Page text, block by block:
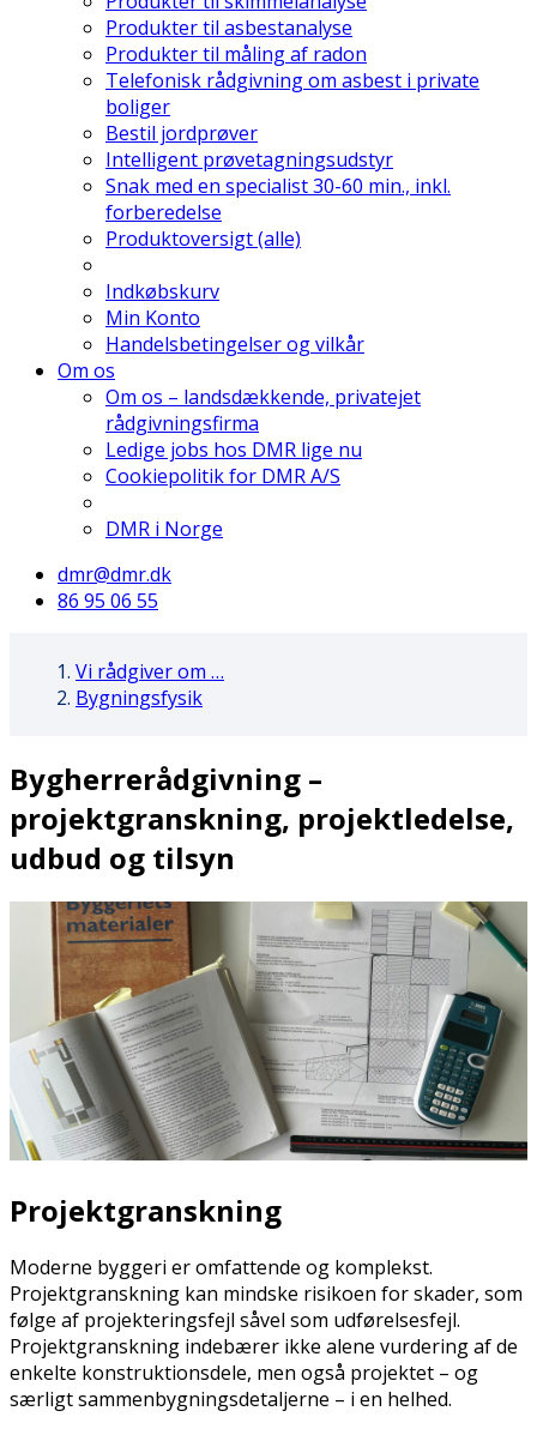
Produkter til asbestanalyse
Produkter til måling af radon
Telefonisk rådgivning om asbest i private
boliger
Bestil jordprøver
Intelligent prøvetagningsudstyr
Snak med en specialist 30-60 min., inkl.
forberedelse
Produktoversigt (alle)
Indkøbskurv
Min Konto
Handelsbetingelser og vilkår
Om os
Om os – landsdækkende, privatejet
rådgivningsfirma
Ledige jobs hos DMR lige nu
Cookiepolitik for DMR A/S
DMR i Norge
dmr@dmr.dk
86 95 06 55
Vi rådgiver om …
Bygningsfysik
Bygherrerådgivning –
projektgranskning, projektledelse,
udbud og tilsyn
Projektgranskning
Moderne byggeri er omfattende og komplekst.
Projektgranskning kan mindske risikoen for skader, som
følge af projekteringsfejl såvel som udførelsesfejl.
Projektgranskning indebærer ikke alene vurdering af de
enkelte konstruktionsdele, men også projektet – og
særligt sammenbygningsdetaljerne – i en helhed.